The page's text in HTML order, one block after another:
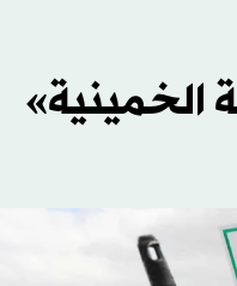
الخمينية»